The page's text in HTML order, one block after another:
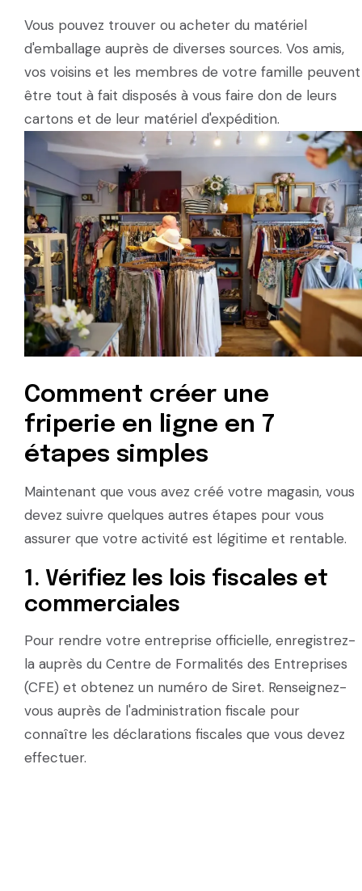
Vous pouvez trouver ou acheter du matériel
d'emballage auprès de diverses sources. Vos amis,
vos voisins et les membres de votre famille peuvent
être tout à fait disposés à vous faire don de leurs
cartons et de leur matériel d'expédition.
Comment créer une
friperie en ligne en 7
étapes simples
Maintenant que vous avez créé votre magasin, vous
devez suivre quelques autres étapes pour vous
assurer que votre activité est légitime et rentable.
1. Vérifiez les lois fiscales et
commerciales
Pour rendre votre entreprise officielle, enregistrez-
la auprès du Centre de Formalités des Entreprises
(CFE) et obtenez un numéro de Siret. Renseignez-
vous auprès de l'administration fiscale pour
connaître les déclarations fiscales que vous devez
effectuer.